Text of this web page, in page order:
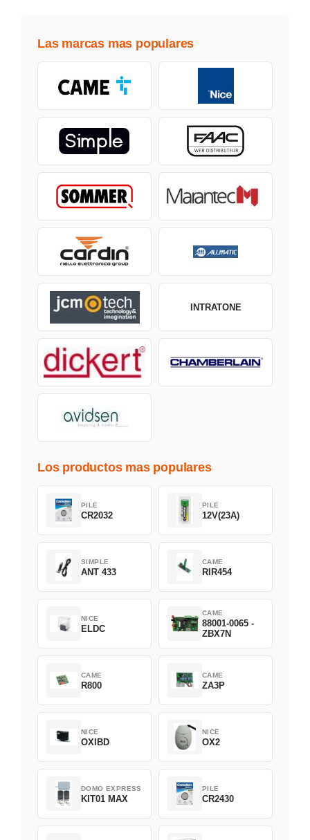
Las marcas mas populares
INTRATONE
Los productos mas populares
PILE
CR2032
PILE
12V(23A)
SIMPLE
ANT 433
CAME
RIR454
NICE
ELDC
CAME
88001-0065 -
ZBX7N
CAME
R800
CAME
ZA3P
NICE
OXIBD
NICE
OX2
DOMO EXPRESS
KIT01 MAX
PILE
CR2430